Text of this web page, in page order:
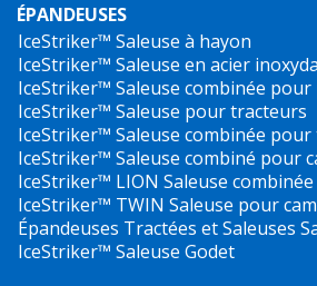
ÉPANDEUSES
IceStriker™ Saleuse à hayon
IceStriker™ Saleuse en acier
IceStriker™ Saleuse combinée pour
IceStriker™ Saleuse pour tracteurs
IceStriker™ Saleuse combinée
IceStriker™ Saleuse combiné pour
IceStriker™ LION Saleuse
IceStriker™ TWIN Saleuse pour
Épandeuses Tractées et Saleuses
IceStriker™ Saleuse Godet